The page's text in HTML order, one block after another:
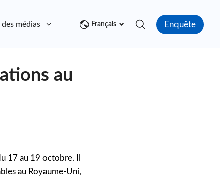
médias ContactFrançais Enquête
au
17 au 19 octobre. Il
au Royaume-Uni,